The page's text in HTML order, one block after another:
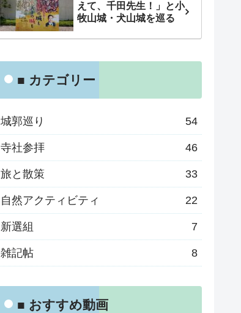
えて、千田先生！」と小
牧山城・犬山城を巡る
■ カテゴリー
城郭巡り 54
寺社参拝 46
旅と散策 33
自然アクティビティ 22
新選組 7
雑記帖 8
■ おすすめ動画